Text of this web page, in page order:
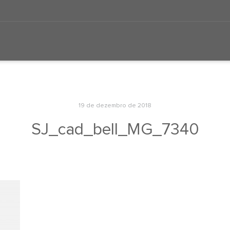
19 de dezembro de 2018
SJ_cad_bell_MG_7340